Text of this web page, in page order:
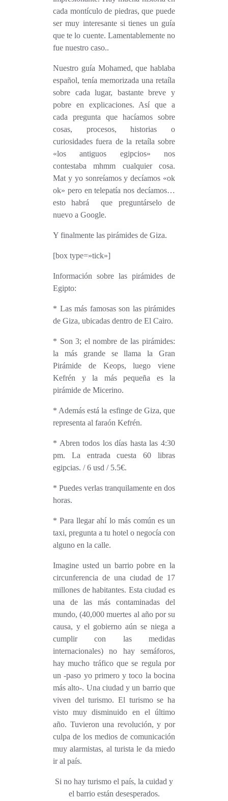
cada montículo de piedras, que puede
ser muy interesante si tienes un guía
que te lo cuente. Lamentablemente no
fue nuestro caso..
Nuestro guía Mohamed, que hablaba
español, tenía memorizada una retaíla
sobre cada lugar, bastante breve y
pobre en explicaciones. Así que a
cada pregunta que hacíamos sobre
cosas, procesos, historias o
curiosidades fuera de la retaíla sobre
«los antiguos egipcios» nos
contestaba mhmm cualquier cosa.
Mat y yo sonreíamos y decíamos «ok
ok» pero en telepatía nos decíamos…
esto habrá que preguntárselo de
nuevo a Google.
Y finalmente las pirámides de Giza.
[box type=»tick»]
Información sobre las pirámides de
Egipto:
* Las más famosas son las pirámides
de Giza, ubicadas dentro de El Cairo.
* Son 3; el nombre de las pirámides:
la más grande se llama la Gran
Pirámide de Keops, luego viene
Kefrén y la más pequeña es la
pirámide de Micerino.
* Además está la esfinge de Giza, que
representa al faraón Kefrén.
* Abren todos los días hasta las 4:30
pm. La entrada cuesta 60 libras
egipcias. / 6 usd / 5.5€.
* Puedes verlas tranquilamente en dos
horas.
* Para llegar ahí lo más común es un
taxi, pregunta a tu hotel o negocía con
alguno en la calle.
Imagine usted un barrio pobre en la
circunferencia de una ciudad de 17
millones de habitantes. Esta ciudad es
una de las más contaminadas del
mundo, (40,000 muertes al año por su
causa, y el gobierno aún se niega a
cumplir con las medidas
internacionales) no hay semáforos,
hay mucho tráfico que se regula por
un -paso yo primero y toco la bocina
más alto-. Una ciudad y un barrio que
viven del turismo. El turismo se ha
visto muy disminuido en el último
año. Tuvieron una revolución, y por
culpa de los medios de comunicación
muy alarmistas, al turista le da miedo
ir al país.
Si no hay turismo el país, la cuidad y
el barrio están desesperados.